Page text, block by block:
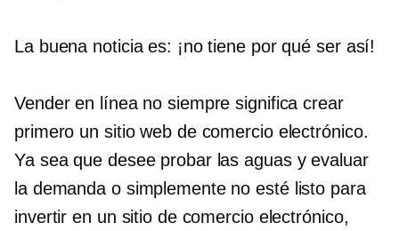
La buena noticia es: ¡no tiene por qué ser así!
Vender en línea no siempre significa crear
primero un sitio web de comercio electrónico.
Ya sea que desee probar las aguas y evaluar
la demanda o simplemente no esté listo para
invertir en un sitio de comercio electrónico,